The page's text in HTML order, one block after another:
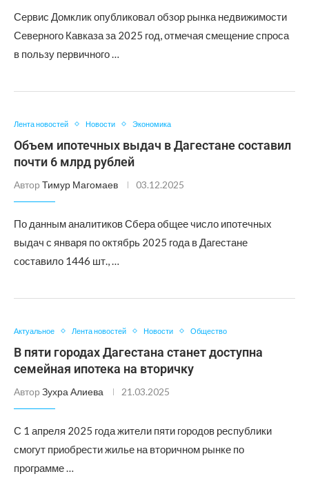
Сервис Домклик опубликовал обзор рынка недвижимости
Северного Кавказа за 2025 год, отмечая смещение спроса
в пользу первичного …
Лента новостей Новости Экономика
Объем ипотечных выдач в Дагестане составил
почти 6 млрд рублей
Автор Тимур Магомаев 03.12.2025
По данным аналитиков Сбера общее число ипотечных
выдач с января по октябрь 2025 года в Дагестане
составило 1446 шт., …
Актуальное Лента новостей Новости Общество
В пяти городах Дагестана станет доступна
семейная ипотека на вторичку
Автор Зухра Алиева 21.03.2025
С 1 апреля 2025 года жители пяти городов республики
смогут приобрести жилье на вторичном рынке по
программе …